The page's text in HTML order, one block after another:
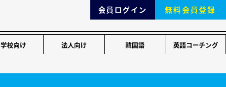
会員ログイン 無料会員登録
学校向け 法人向け 韓国語 英語コーチング